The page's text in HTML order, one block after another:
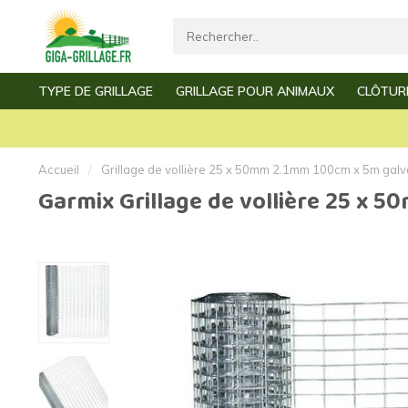
TYPE DE GRILLAGE
Grillage de jardin
Grillage clôture
Grillage fin
GRILLAGE POUR ANIMAUX
Grillage de vollière
Grillage à mouton
Grillage à poussins
Grillage à martres
Grillage à souris
Accueil / Grillage de vollière 25 x 50mm 2.1mm 100cm x 5m
Garmix Grillage de vollière 25 x